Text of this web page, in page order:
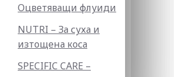
Оцветяващи флуиди
NUTRI – За суха и
изтощена коса
SPECIFIC CARE –